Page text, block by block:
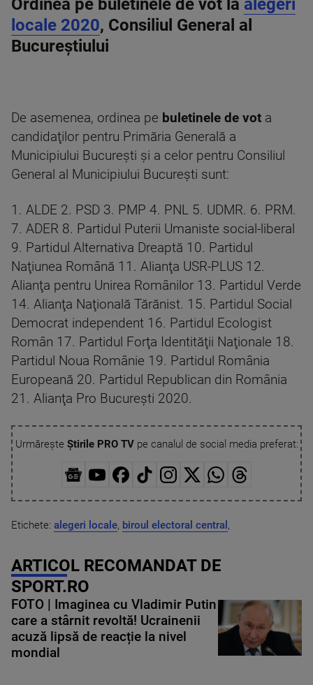
Ordinea pe buletinele de vot la alegeri
locale 2020, Consiliul General al
Bucureștiului
De asemenea, ordinea pe buletinele de vot a
candidaţilor pentru Primăria Generală a
Municipiului Bucureşti şi a celor pentru Consiliul
General al Municipiului Bucureşti sunt:
1. ALDE 2. PSD 3. PMP 4. PNL 5. UDMR. 6. PRM.
7. ADER 8. Partidul Puterii Umaniste social-liberal
9. Partidul Alternativa Dreaptă 10. Partidul
Naţiunea Română 11. Alianţa USR-PLUS 12.
Alianţa pentru Unirea Românilor 13. Partidul Verde
14. Alianţa Naţională Tărănist. 15. Partidul Social
Democrat independent 16. Partidul Ecologist
Român 17. Partidul Forţa Identităţii Naţionale 18.
Partidul Noua Românie 19. Partidul România
Europeană 20. Partidul Republican din România
21. Alianţa Pro Bucureşti 2020.
Urmărește Știrile PRO TVpe canalul de social media preferat:
Etichete: alegeri locale, biroul electoral central ,
ARTICOL RECOMANDAT DE
SPORT.RO
FOTO | Imaginea cu Vladimir Putin
care a stârnit revoltă! Ucrainenii
acuză lipsă de reacție la nivel
mondial